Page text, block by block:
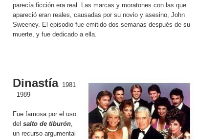
parecía ficción era real. Las marcas y moratones con las que
apareció eran reales, causadas por su novio y asesino, John
Sweeney. El episodio fue emitido dos semanas después de su
muerte, y fue dedicado a ella.
Dinastía1981
- 1989
Fue famosa por el uso
del salto de tiburón,
un recurso argumental